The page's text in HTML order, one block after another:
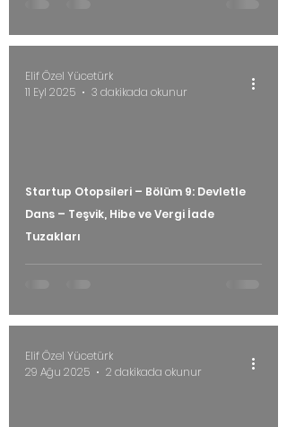
Startup Otopsileri – Bölüm 9: Devletle
Dans – Teşvik, Hibe ve Vergi İade
Tuzakları
Elif Özel Yücetürk
11 Eyl 2025
3 dakikada okunur
Elif Özel Yücetürk
29 Ağu 2025
2 dakikada okunur